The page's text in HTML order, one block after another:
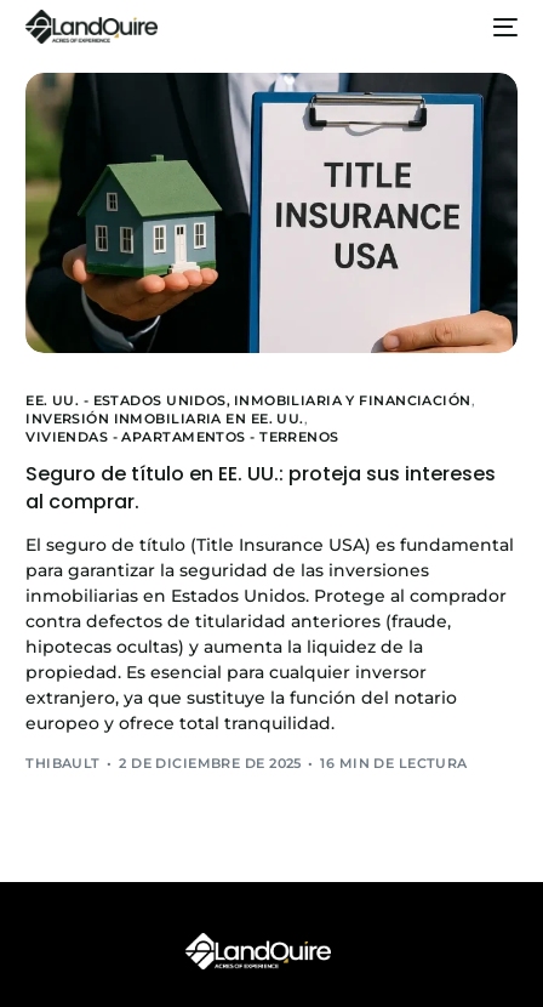
EE. UU. - ESTADOS UNIDOS, INMOBILIARIA Y FINANCIACIÓN,
INVERSIÓN INMOBILIARIA EN EE. UU.,
VIVIENDAS - APARTAMENTOS - TERRENOS
Seguro de título en EE. UU.: proteja sus intereses
al comprar.
El seguro de título (Title Insurance USA) es fundamental
para garantizar la seguridad de las inversiones
inmobiliarias en Estados Unidos. Protege al comprador
contra defectos de titularidad anteriores (fraude,
hipotecas ocultas) y aumenta la liquidez de la
propiedad. Es esencial para cualquier inversor
extranjero, ya que sustituye la función del notario
europeo y ofrece total tranquilidad.
THIBAULT 2 DE DICIEMBRE DE 2025 16 MIN DE LECTURA